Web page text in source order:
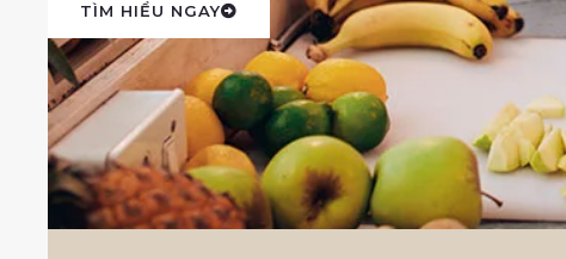
TÌM HIỂU NGAY